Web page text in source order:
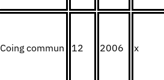
Coing commun 12 2006 x